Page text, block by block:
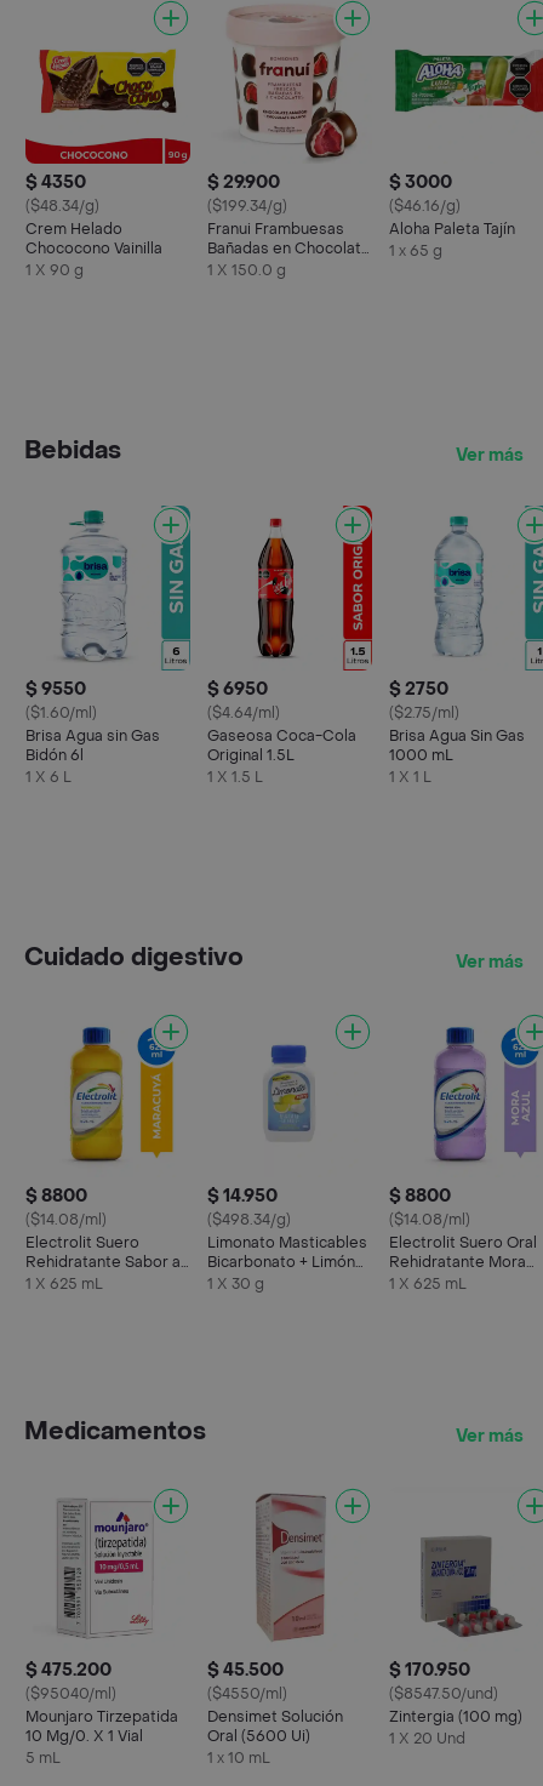
$ 4350
($48.34/g)
Crem Helado
Chococono Vainilla
1 X 90 g
$ 29.900
($199.34/g)
Franui Frambuesas
Bañadas en Chocolate
Blanco y Amargo
1 X 150.0 g
$ 3000
($46.16/g)
Aloha Paleta Tajín
1 x 65 g
Bebidas Ver más
$ 9550
($1.60/ml)
Brisa Agua sin Gas
Bidón 6l
1 X 6 L
$ 6950
($4.64/ml)
Gaseosa Coca-Cola
Original 1.5L
1 X 1.5 L
$ 2750
($2.75/ml)
Brisa Agua Sin Gas
1000 mL
1 X 1 L
Cuidado digestivo Ver más
$ 8800
($14.08/ml)
Electrolit Suero
Rehidratante Sabor a
Maracuyá
1 X 625 mL
$ 14.950
($498.34/g)
Limonato Masticables
Bicarbonato + Limón
Natural
1 X 30 g
$ 8800
($14.08/ml)
Electrolit Suero Oral
Rehidratante Mora
Azul
1 X 625 mL
Medicamentos Ver más
$ 475.200
($95040/ml)
Mounjaro Tirzepatida
10 Mg/0. X 1 Vial
5 mL
$ 45.500
($4550/ml)
Densimet Solución
Oral (5600 Ui)
1 x 10 mL
$ 170.950
($8547.50/und)
Zintergia (100 mg)
1 X 20 Und